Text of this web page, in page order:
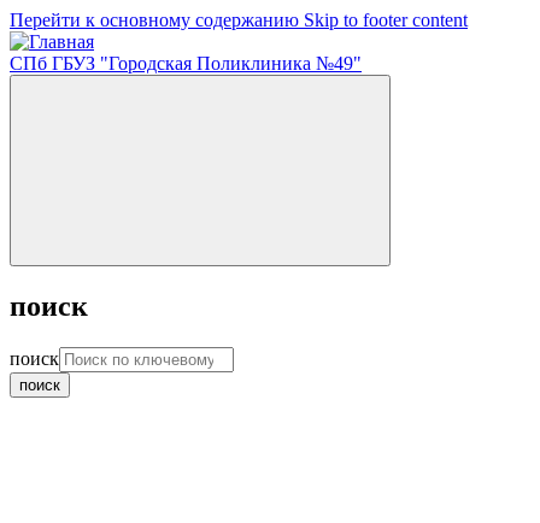
Перейти к основному содержанию Skip to footer content
СПб ГБУЗ "Городская Поликлиника №49"
поиск
поиск